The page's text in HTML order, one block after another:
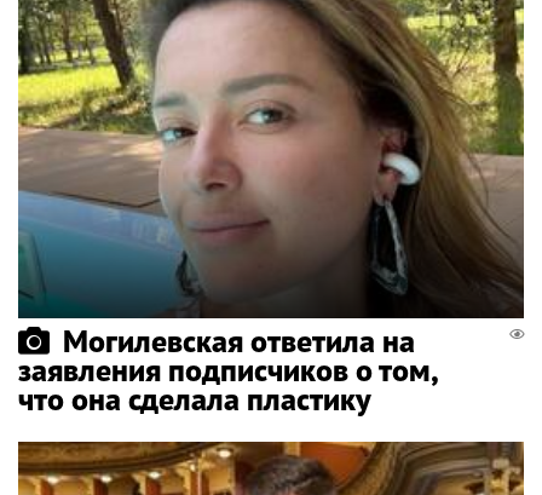
Могилевская ответила на
заявления подписчиков о том,
что она сделала пластику